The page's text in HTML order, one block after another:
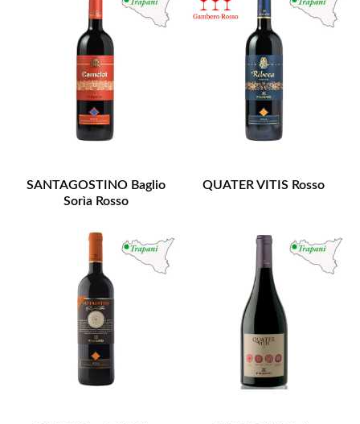
SANTAGOSTINO Baglio
Sorìa Rosso
QUATER VITIS Rosso